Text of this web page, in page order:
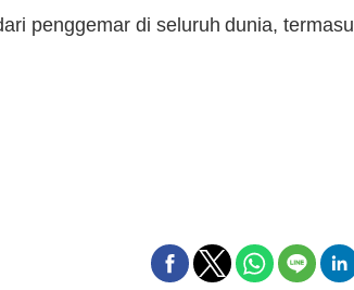
penggemar di seluruh dunia,